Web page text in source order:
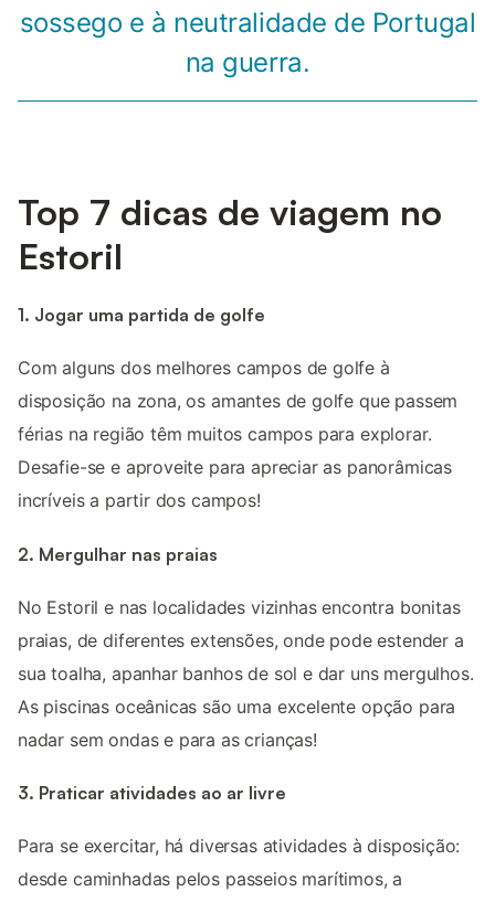
sossego e à neutralidade de Portugal
na guerra.
Top 7 dicas de viagem no
Estoril
1. Jogar uma partida de golfe
Com alguns dos melhores campos de golfe à
disposição na zona, os amantes de golfe que passem
férias na região têm muitos campos para explorar.
Desafie-se e aproveite para apreciar as panorâmicas
incríveis a partir dos campos!
2. Mergulhar nas praias
No Estoril e nas localidades vizinhas encontra bonitas
praias, de diferentes extensões, onde pode estender a
sua toalha, apanhar banhos de sol e dar uns mergulhos.
As piscinas oceânicas são uma excelente opção para
nadar sem ondas e para as crianças!
3. Praticar atividades ao ar livre
Para se exercitar, há diversas atividades à disposição:
desde caminhadas pelos passeios marítimos, a